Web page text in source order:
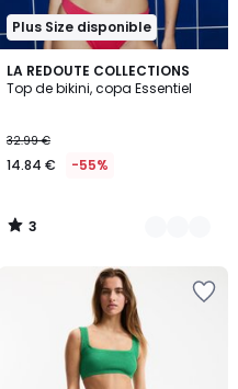
Plus Size disponible
LA REDOUTE COLLECTIONS
Top de bikini, copa Essentiel
32.99 €
14.84 € -55%
3
/
3
Colores
3
/